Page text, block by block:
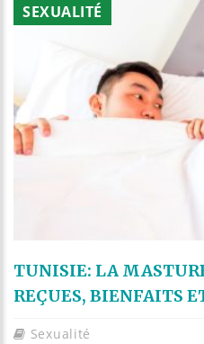
SEXUALITÉ
TUNISIE: LA
REÇUES, BIENFAITS
Sexualité